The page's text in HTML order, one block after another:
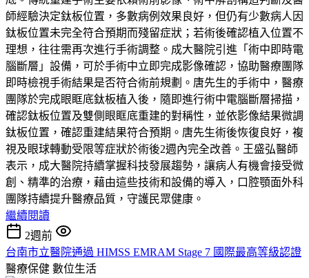
師經驗決定鈦板位置，多數病例效果良好，但仍有少數病人因
鈦板位置未完全符合預期而殘留症狀；若術後確認植入位置不
理想，往往需再次進行手術調整。成大醫院引進「術中即時電
腦斷層」設備，可於手術中立即完成影像確認，協助醫療團隊
即時檢視手術結果是否符合術前規劃。唐先生的手術中，醫療
團隊於完成眼眶底鈦板植入後，隨即進行術中電腦斷層掃描，
確認鈦板位置及雙側眼眶底重建的對稱性，並依影像結果微調
鈦板位置，確認重建結果符合預期。唐先生術後恢復良好，複
視及眼球轉動受限等症狀於術後2週內完全改善。王盛弘醫師
表示，成大醫院持續掌握科技發展趨勢，讓病人有機會接受微
創、精準的治療，藉由這些技術和設備的導入，口腔顎面外科
團隊持續提升醫療品質，守護民眾健康。
繼續閱讀
2週前
台南市立醫院通過 HIMSS EMRAM Stage 7 國際最高等級認證
醫療保健 數位生活